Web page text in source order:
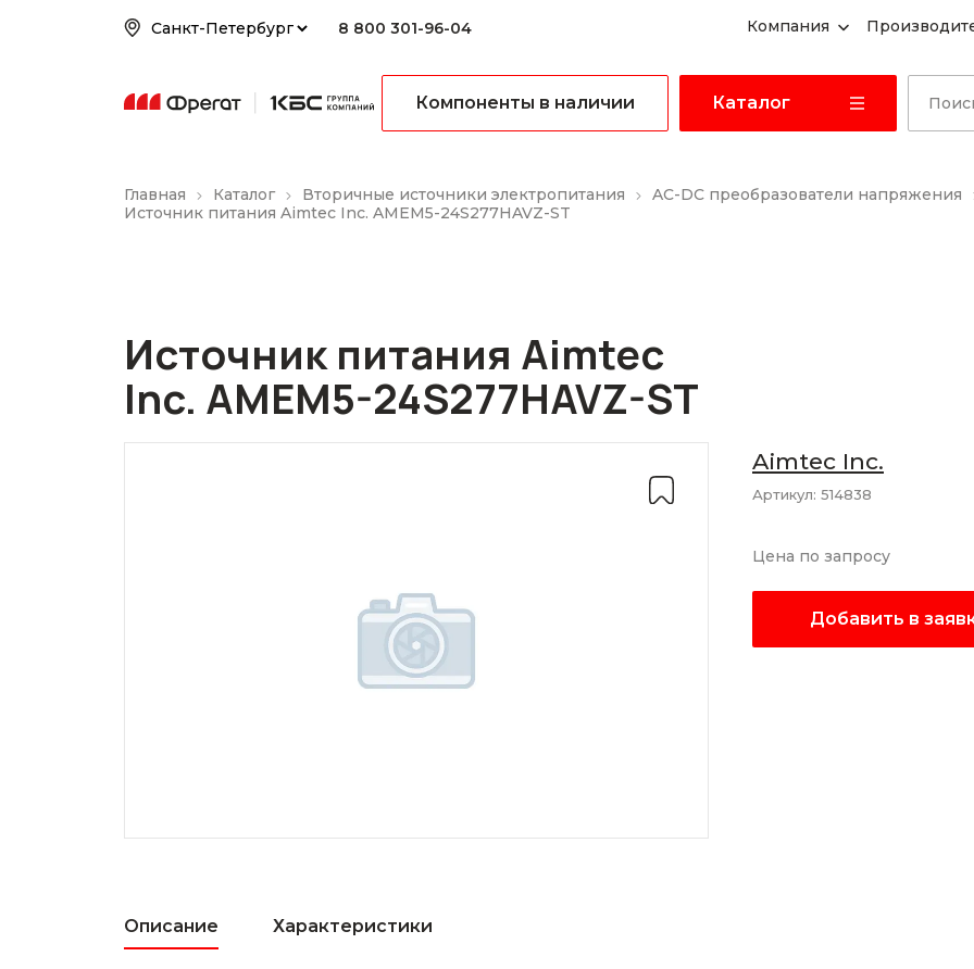
8 800 301-96-04 Компания
Компоненты в наличии Каталог
Главная Каталог Вторичные источники электропитания
AC-DC преобразователи напряжения
Источник питания Aimtec Inc. AMEM5-24S277HAVZ-ST
Источник питания Aimtec
Inc. AMEM5-24S277HAVZ-ST
Aimtec Inc.
Артикул: 514838
Цена по запросу
Добавить в
Описание Характеристики